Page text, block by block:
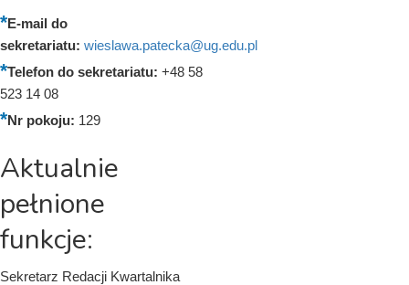
E-mail do
sekretariatu: wieslawa.patecka@ug.edu.pl
Telefon do sekretariatu: +48 58
523 14 08
Nr pokoju: 129
Aktualnie
pełnione
funkcje:
Sekretarz Redacji Kwartalnika